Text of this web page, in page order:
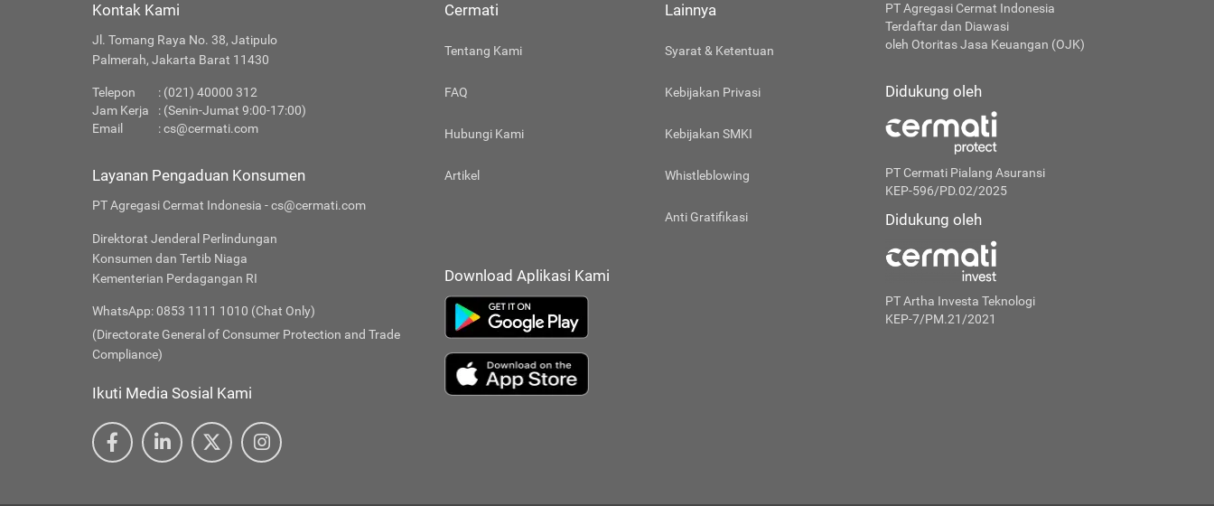
Kontak Kami
Jl. Tomang Raya No. 38, Jatipulo
Palmerah, Jakarta Barat 11430
Telepon
: (021) 40000 312
Jam Kerja
: (Senin-Jumat 9:00-17:00)
Email
:cs@cermati.com
Layanan Pengaduan Konsumen
PT Agregasi Cermat Indonesia - cs@cermati.com
Direktorat Jenderal Perlindungan
Konsumen dan Tertib Niaga
Kementerian Perdagangan RI
WhatsApp: 0853 1111 1010 (Chat Only)
(Directorate General of Consumer Protection and Trade
Compliance)
Ikuti Media Sosial Kami
Cermati
Tentang Kami
FAQ
Hubungi Kami
Artikel
Lainnya
Syarat & Ketentuan
Kebijakan Privasi
Kebijakan SMKI
Whistleblowing
Anti Gratifikasi
Download Aplikasi Kami
PT Agregasi Cermat Indonesia
Terdaftar dan Diawasi
oleh Otoritas Jasa Keuangan (OJK)
Didukung oleh
PT Cermati Pialang Asuransi
KEP-596/PD.02/2025
Didukung oleh
PT Artha Investa Teknologi
KEP-7/PM.21/2021